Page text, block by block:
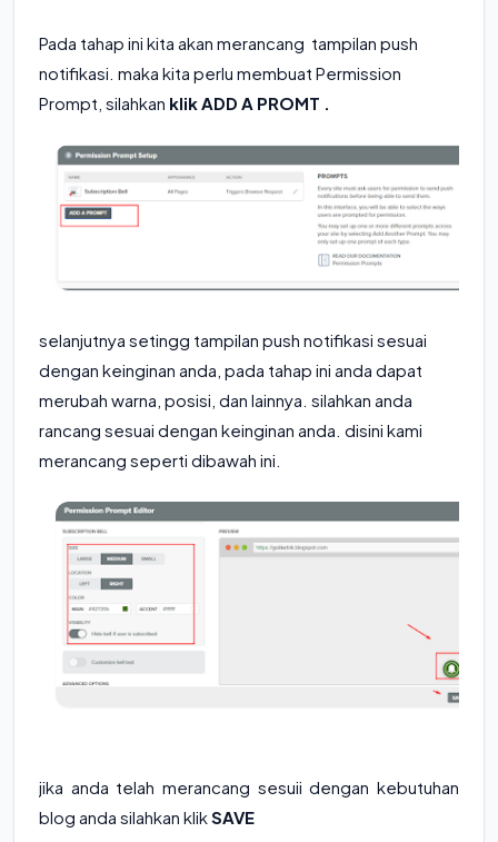
Pada tahap ini kita akan merancang tampilan push
notifikasi. maka kita perlu membuat Permission
Prompt, silahkan klik ADD A PROMT .
selanjutnya setingg tampilan push notifikasi sesuai
dengan keinginan anda, pada tahap ini anda dapat
merubah warna, posisi, dan lainnya. silahkan anda
rancang sesuai dengan keinginan anda. disini kami
merancang seperti dibawah ini.
jika anda telah merancang sesuii dengan kebutuhan
blog anda silahkan klikSAVE